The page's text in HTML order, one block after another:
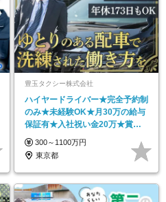
豊玉タクシー株式会社
ハイヤードライバー★完全予約制
のみ★未経験OK★月30万の給与
保証有★入社祝い金20万★賞与
年3回
300～1100万円
東京都